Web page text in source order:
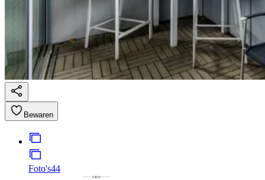
Bewaren
Foto's44